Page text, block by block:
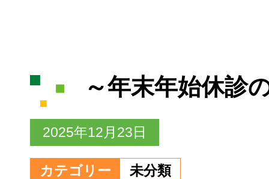
～年末年始休診
2025年12月23日
カテゴリー 未分類